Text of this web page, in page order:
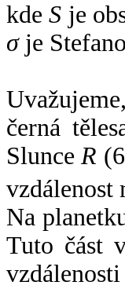
kdeS je
σje
černá
SlunceR
vzdálenost
Na
Tuto část